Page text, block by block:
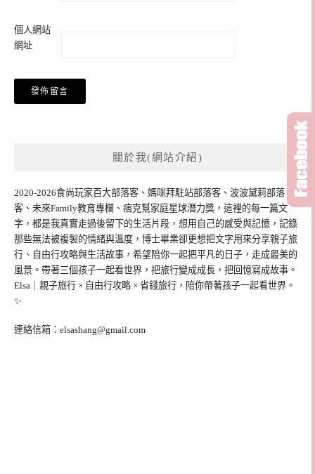
個人網站
網址
關於我(網站介紹)
2020-2026食尚玩家百大部落客、媽咪拜駐站部落客、波波黛莉部落
客、未來Family教育專欄、痞克幫家庭星球潛力獎，這裡的每一篇文
字，都是我真實走過後留下的生活片段，想用自己的感受與記憶，記錄
那些無法被複製的情緒與溫度，博士畢業卻更想把文字用來分享親子旅
行、自由行攻略與生活故事，希望陪你一起把平凡的日子，走成最美的
風景。帶著三個孩子一起看世界，把旅行變成成長，把回憶寫成故事。
Elsa｜親子旅行 × 自由行攻略 × 省錢旅行，陪你帶著孩子一起看世界。
✨
連絡信箱： elsashang@gmail.com